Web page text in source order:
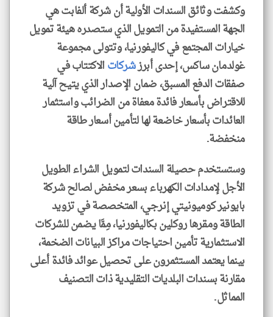
وكشفت وثائق السندات الأولية أن شركة ألفابت هي
الجهة المستفيدة من التمويل الذي ستصدره هيئة تمويل
خيارات المجتمع في كاليفورنيا، وتتولى مجموعة
غولدمان ساكس، إحدى أبرزشركاتالاكتتاب في
صفقات الدفع المسبق، ضمان الإصدار الذي يتيح آلية
للاقتراض بأسعار فائدة معفاة من الضرائب واستثمار
العائدات بأسعار خاضعة لها لتأمين أسعار طاقة
منخفضة.
وستستخدم حصيلة السندات لتمويل الشراء الطويل
الأجل لإمدادات الكهرباء بسعر مخفض لصالح شركة
بايونير كوميونيتي إنرجي، المتخصصة في تزويد
الطاقة ومقرها روكلين بكاليفورنيا، مِمَّا يضمن للشركات
الاستثمارية تأمين احتياجات مراكز البيانات الضخمة،
بينما يعتمد المستثمرون على تحصيل عوائد فائدة أعلى
مقارنة بسندات البلديات التقليدية ذات التصنيف
المماثل.